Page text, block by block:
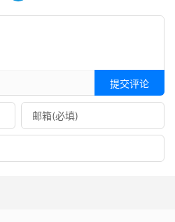
提交评论